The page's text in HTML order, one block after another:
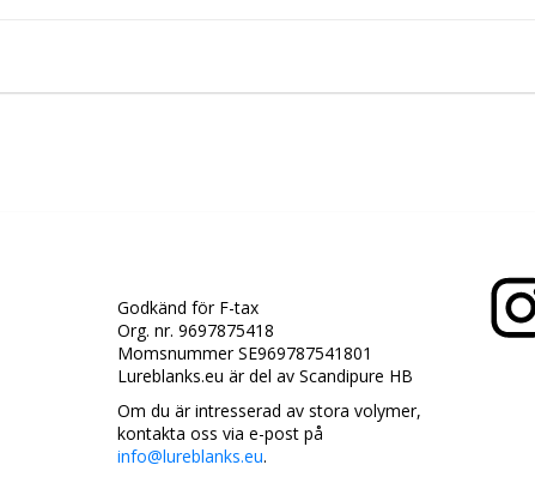
Godkänd för F-tax
Org. nr. 9697875418
Momsnummer SE969787541801
Lureblanks.eu är del av Scandipure HB
Om du är intresserad av stora volymer,
kontakta oss via e-post på
info@lureblanks.eu.